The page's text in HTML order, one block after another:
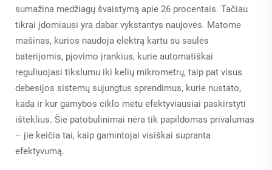
sumažina medžiagų švaistymą apie 26 procentais. Tačiau
tikrai įdomiausi yra dabar vykstantys naujovės. Matome
mašinas, kurios naudoja elektrą kartu su saulės
baterijomis, pjovimo įrankius, kurie automatiškai
reguliuojasi tikslumu iki kelių mikrometrų, taip pat visus
debesijos sistemų sujungtus sprendimus, kurie nustato,
kada ir kur gamybos ciklo metu efektyviausiai paskirstyti
išteklius. Šie patobulinimai nėra tik papildomas privalumas
– jie keičia tai, kaip gamintojai visiškai supranta
efektyvumą.